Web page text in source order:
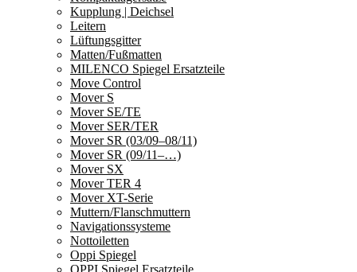
Kupplung | Deichsel
Leitern
Lüftungsgitter
Matten/Fußmatten
MILENCO Spiegel Ersatzteile
Move Control
Mover S
Mover SE/TE
Mover SER/TER
Mover SR (03/09–08/11)
Mover SR (09/11–…)
Mover SX
Mover TER 4
Mover XT-Serie
Muttern/Flanschmuttern
Navigationssysteme
Nottoiletten
Oppi Spiegel